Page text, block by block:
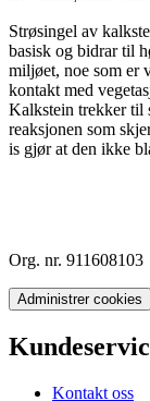
Strøsingel av
basisk og bidrar til
miljøet, noe som er
kontakt med
Kalkstein trekker til
reaksjonen som
is gjør at den ikke
Org. nr. 911608103
Administrer cookies
Kontakt oss